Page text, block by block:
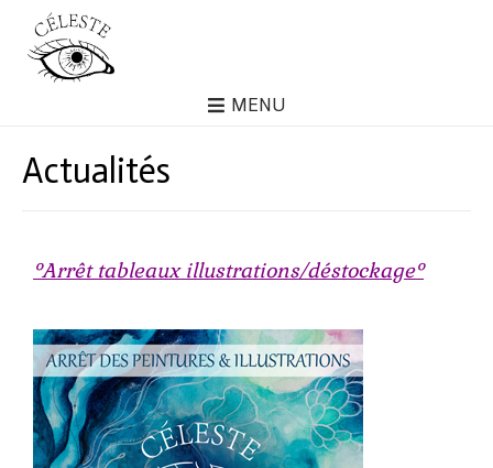
MENU
Actualités
°Arrêt tableaux illustrations/déstockage°